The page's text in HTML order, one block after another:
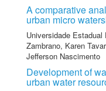
A comparative
urban micro
Universidade
Zambrano, Karen
Jefferson Nascimento
Development of
urban water